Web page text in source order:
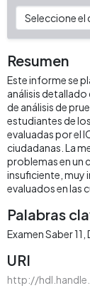
Resumen
Este informe se
análisis detallado
de análisis de
estudiantes de
evaluadas por el
ciudadanas. La
problemas en un
insuficiente, muy
evaluados en las
Palabras
Examen Saber 11
URI
http://